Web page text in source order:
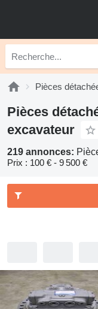
Pièces
Pièces
excavateur
219 annonces:
Prix : 100 € - 9 500 €